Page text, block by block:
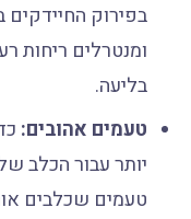
בפירוק החיידקים
ומנטרלים ריחות
בליעה.
טעמים אהובים:
יותר עבור הכלב
טעמים שכלבים